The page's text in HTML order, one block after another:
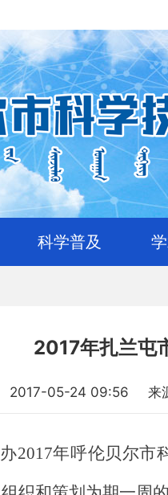
科学普及
2017年扎兰屯
2017-05-24 09:56 来
2017年呼伦贝尔市